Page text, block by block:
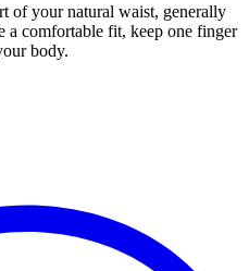
of your natural waist, generally
a comfortable fit, keep one finger
body.